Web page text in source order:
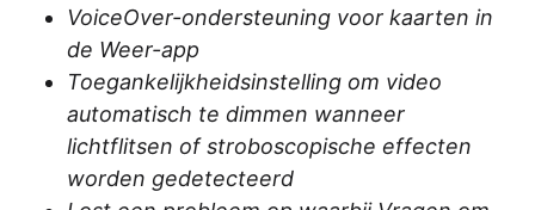
VoiceOver-ondersteuning voor kaarten in
de Weer-app
Toegankelijkheidsinstelling om video
automatisch te dimmen wanneer
lichtflitsen of stroboscopische effecten
worden gedetecteerd